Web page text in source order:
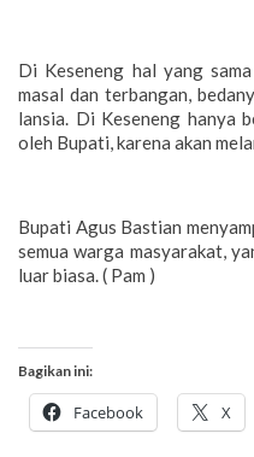
Di Keseneng hal yang
masal dan terbangan,
lansia. Di Keseneng hanya
oleh Bupati, karena akan
Bupati Agus Bastian
semua warga masyarakat,
luar biasa. ( Pam )
Bagikan ini:
Facebook X